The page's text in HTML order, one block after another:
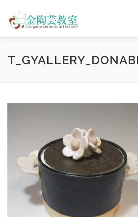
陶芸体験コース ウェディングコー